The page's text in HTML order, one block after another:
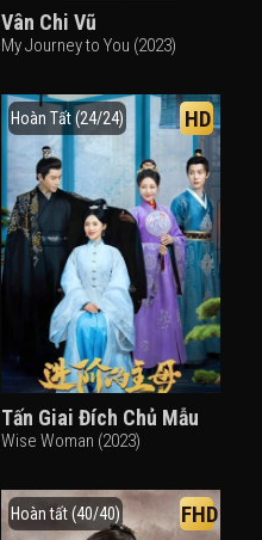
Vân Chi Vũ
My Journey to You (2023)
Hoàn Tất (24/24) HD
Tấn Giai Đích Chủ Mẫu
Wise Woman (2023)
Hoàn tất (40/40) FHD